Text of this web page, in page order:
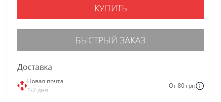
КУПИТЬ
БЫСТРЫЙ ЗАКАЗ
Доставка
Новая почта
1-2 дня
От 80 грн